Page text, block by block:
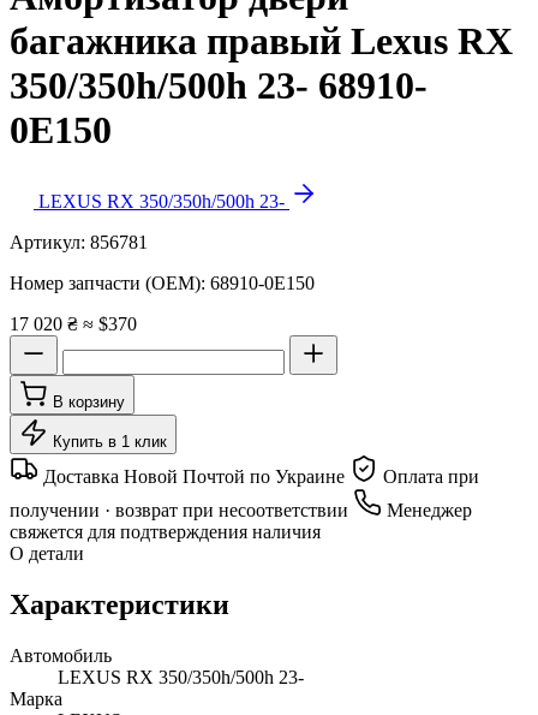
багажника правый Lexus RX
350/350h/500h 23- 68910-
0E150
LEXUS RX 350/350h/500h 23-
Артикул: 856781
Номер запчасти (OEM): 68910-0E150
17 020 ₴ ≈ $370
В корзину
Купить в 1 клик
Доставка Новой Почтой по Украине
Оплата при
получении · возврат при несоответствии
Менеджер
свяжется для подтверждения наличия
О детали
Характеристики
Автомобиль
LEXUS RX 350/350h/500h 23-
Марка